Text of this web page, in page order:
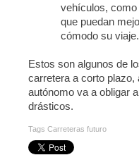
vehículos,
que puedan
cómodo su viaje.
Estos son algunos de
carretera a corto plazo,
autónomo va a obligar
drásticos.
Tags Carreteras futuro